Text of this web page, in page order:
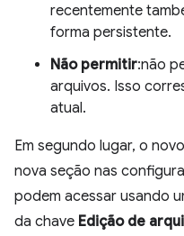
recentemente
forma persistente.
Não permitir:não
arquivos. Isso
atual.
Em segundo lugar, o
nova seção nas
podem acessar usando
da chave Edição de